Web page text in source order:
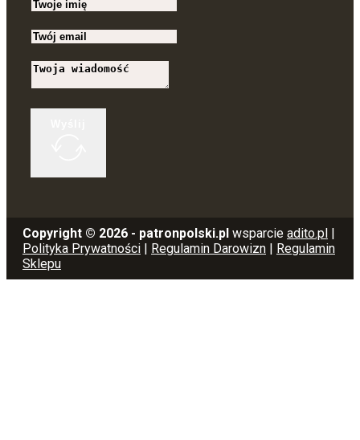
Copyright © 2026 - patronpolski.pl wsparcie adito.pl
Polityka Prywatności
Regulamin Darowizn
Regulamin
Sklepu